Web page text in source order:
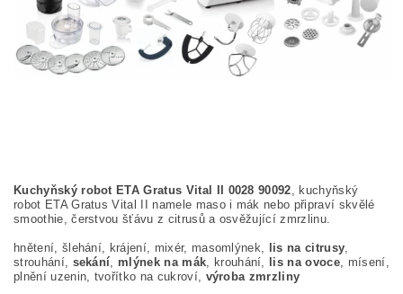
Kuchyňský robot ETA Gratus Vital II 0028 90092, kuchyňský
robot ETA Gratus Vital II namele maso i mák nebo připraví skvělé
smoothie, čerstvou šťávu z citrusů a osvěžující zmrzlinu.
hnětení, šlehání, krájení, mixér, masomlýnek, lis na citrusy,
strouhání, sekání, mlýnek na mák, krouhání, lis na ovoce, mísení,
plnění uzenin, tvořítko na cukroví, výroba zmrzliny